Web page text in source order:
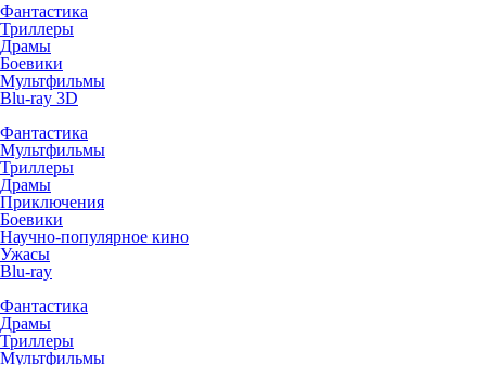
Фантастика
Триллеры
Драмы
Боевики
Мультфильмы
Blu-ray 3D
Фантастика
Мультфильмы
Триллеры
Драмы
Приключения
Боевики
Научно-популярное кино
Ужасы
Blu-ray
Фантастика
Драмы
Триллеры
Мультфильмы